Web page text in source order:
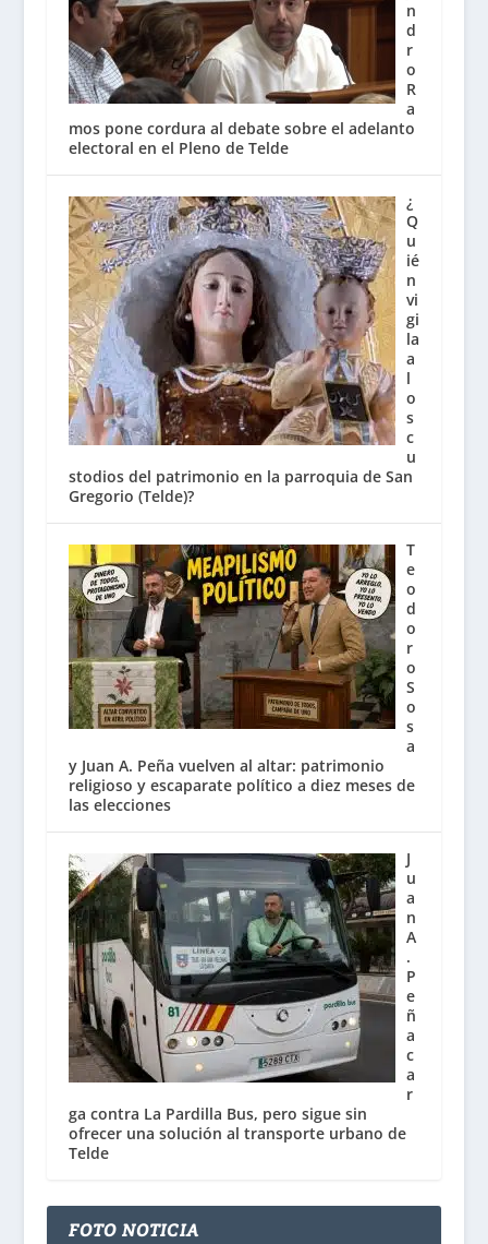
n
d
r
o
R
a
mos pone cordura al debate sobre el adelanto
electoral en el Pleno de Telde
¿
Q
u
ié
n
vi
gi
la
a
l
o
s
c
u
stodios del patrimonio en la parroquia de San
Gregorio (Telde)?
T
e
o
d
o
r
o
S
o
s
a
y Juan A. Peña vuelven al altar: patrimonio
religioso y escaparate político a diez meses de
las elecciones
J
u
a
n
A
.
P
e
ñ
a
c
a
r
ga contra La Pardilla Bus, pero sigue sin
ofrecer una solución al transporte urbano de
Telde
FOTO NOTICIA